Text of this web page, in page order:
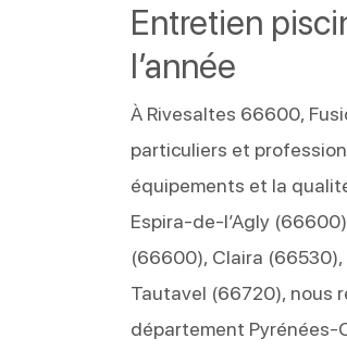
Entretien
l’année
À Rivesaltes 66600,
particuliers et
équipements et la
Espira-de-l’Agly
(66600), Claira
Tautavel (66720), nous
département Pyrénées-